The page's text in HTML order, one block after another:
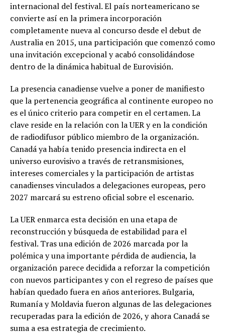
internacional del festival. El país norteamericano se
convierte así en la primera incorporación
completamente nueva al concurso desde el debut de
Australia en 2015, una participación que comenzó como
una invitación excepcional y acabó consolidándose
dentro de la dinámica habitual de Eurovisión.
La presencia canadiense vuelve a poner de manifiesto
que la pertenencia geográfica al continente europeo no
es el único criterio para competir en el certamen. La
clave reside en la relación con la UER y en la condición
de radiodifusor público miembro de la organización.
Canadá ya había tenido presencia indirecta en el
universo eurovisivo a través de retransmisiones,
intereses comerciales y la participación de artistas
canadienses vinculados a delegaciones europeas, pero
2027 marcará su estreno oficial sobre el escenario.
La UER enmarca esta decisión en una etapa de
reconstrucción y búsqueda de estabilidad para el
festival. Tras una edición de 2026 marcada por la
polémica y una importante pérdida de audiencia, la
organización parece decidida a reforzar la competición
con nuevos participantes y con el regreso de países que
habían quedado fuera en años anteriores. Bulgaria,
Rumanía y Moldavia fueron algunas de las delegaciones
recuperadas para la edición de 2026, y ahora Canadá se
suma a esa estrategia de crecimiento.